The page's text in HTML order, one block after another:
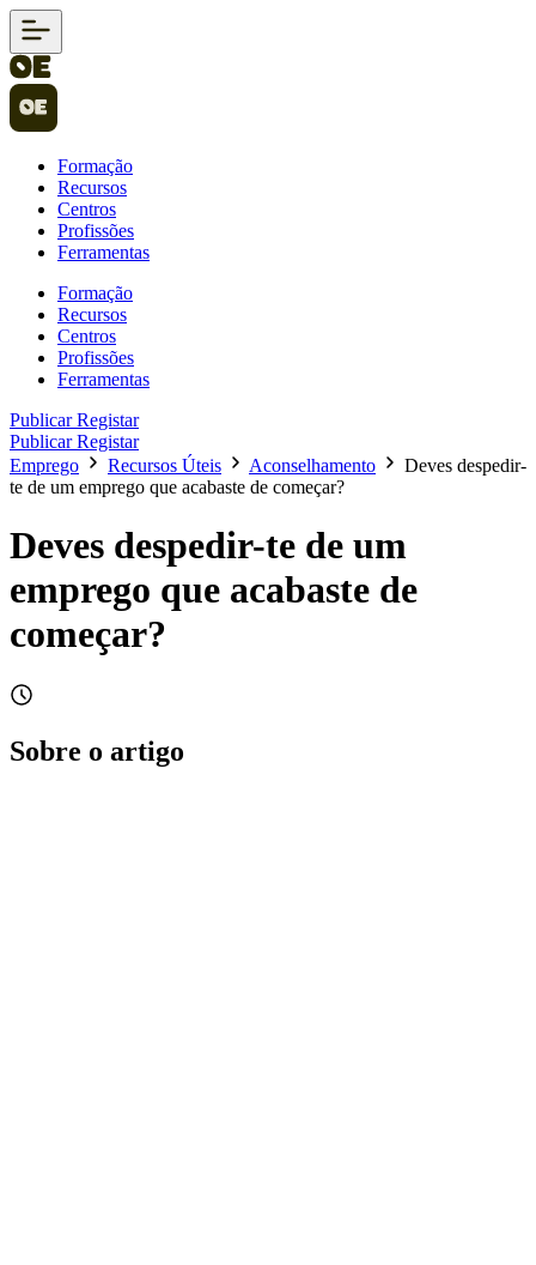
Formação
Recursos
Centros
Profissões
Ferramentas
Formação
Recursos
Centros
Profissões
Ferramentas
PublicarRegistar
PublicarRegistar
Emprego
Recursos Úteis Aconselhamento
Deves despedir-
te de um emprego que acabaste de começar?
Deves despedir-te de um
emprego que acabaste de
começar?
Sobre o artigo